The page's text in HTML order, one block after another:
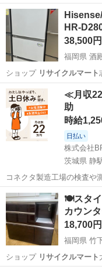
する「FTCチェー…
滋賀 大津市 比叡
HR-
38,500円
福岡県 酒
ショップ リサイクルマート
志免店にて店…リサイクル
ートフェスタ … 店舗名】
福岡 糟屋郡 酒殿駅
≪月収
助
時給
日払い
株式会社
茨城県 静
コネクタ製造工場の検査や
日128日★クリーンルーム
★就業先食堂利用可！日払い
工場のお仕事 ◇コネクタ製
茨城 常陸大宮市
🍽️スタイ
カウン
18,700円
福岡県 竹
ショップ リサイクルマート
大橋店にて店… す。リサ